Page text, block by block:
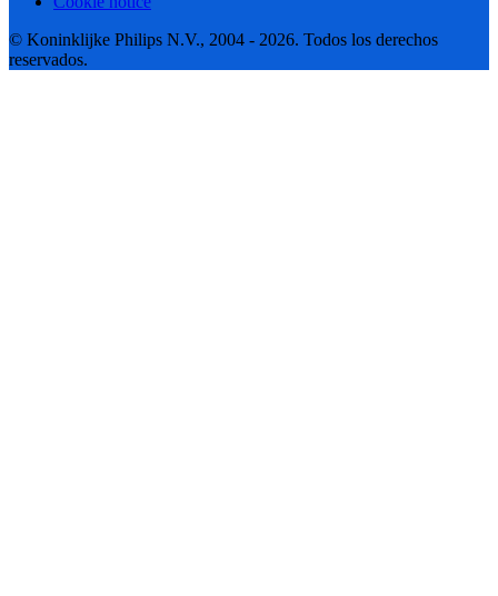
© Koninklijke Philips N.V., 2004 - 2026. Todos los derechos
reservados.